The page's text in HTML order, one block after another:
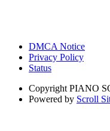
DMCA Notice
Privacy Policy
Status
Copyright PIANO
Powered by Scroll